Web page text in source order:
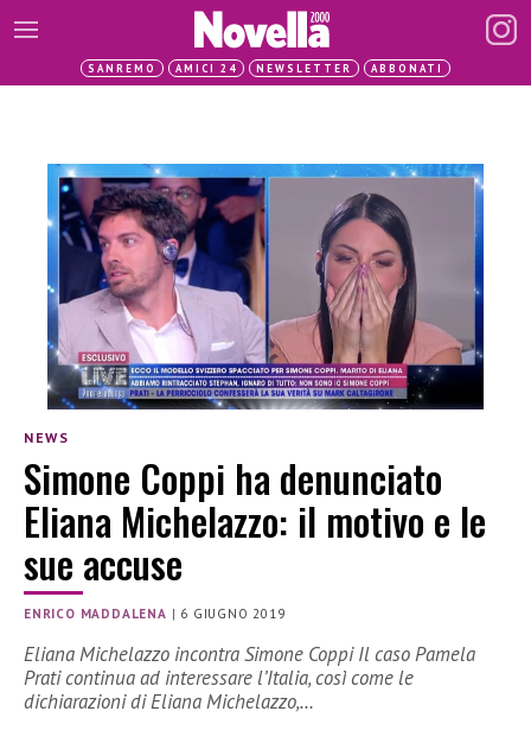
SANREMO AMICI 24 NEWSLETTER ABBONATI
NEWS
Simone Coppi ha denunciato
Eliana Michelazzo: il motivo e le
sue accuse
ENRICO MADDALENA | 6 GIUGNO 2019
Eliana Michelazzo incontra Simone Coppi Il caso Pamela
Prati continua ad interessare l’Italia, così come le
dichiarazioni di Eliana Michelazzo,…